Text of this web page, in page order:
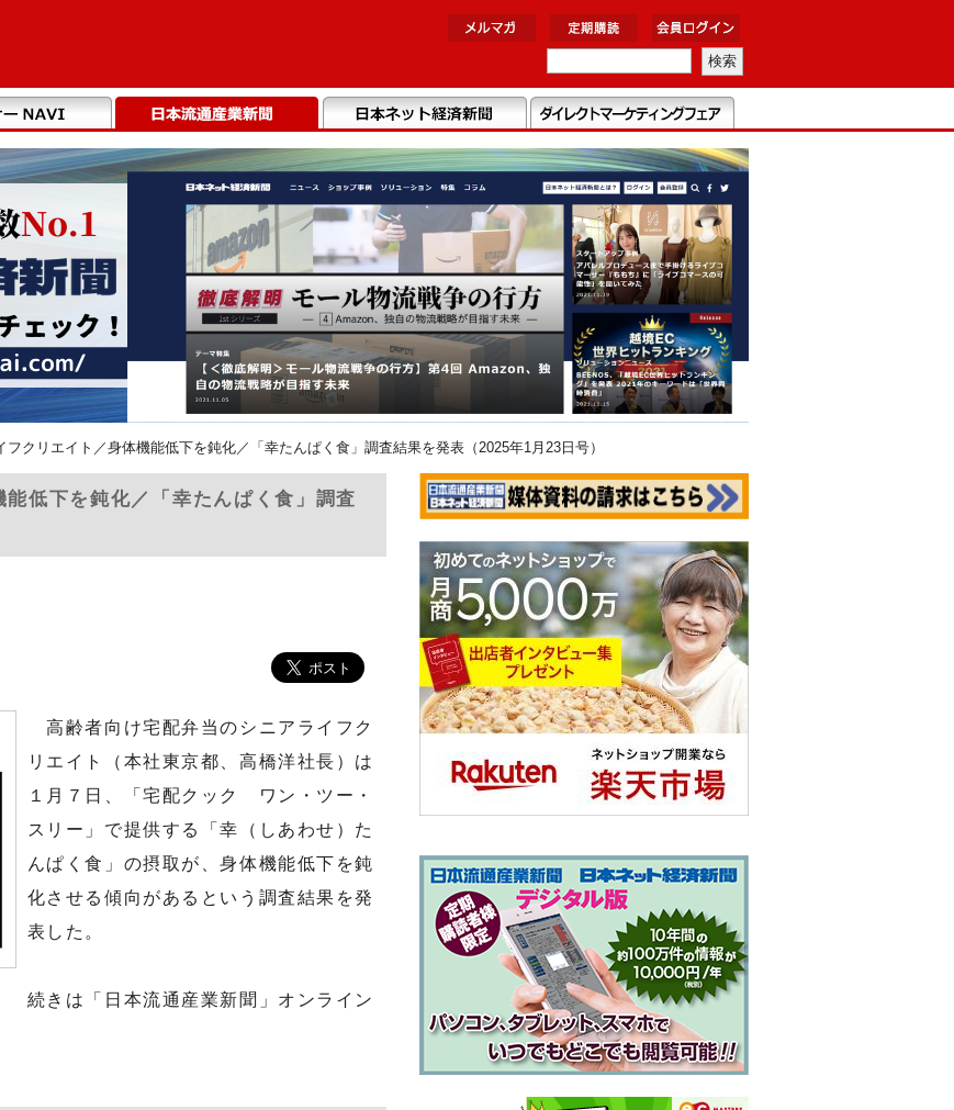
フクリエイト／身体機能低下を鈍化／「幸たんぱく食」調査結果を発表（2025年1月23日号）
低下を鈍化／「幸たんぱく食」調査
高齢者向け宅配弁当のシニアライフク
リエイト（本社東京都、高橋洋社長）は
１月７日、「宅配クック ワン・ツー・
スリー」で提供する「幸（しあわせ）た
んぱく食」の摂取が、身体機能低下を鈍
化させる傾向があるという調査結果を発
表した。
続きは「日本流通産業新聞」オンライン